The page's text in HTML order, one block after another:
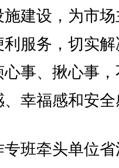
建设，为市
服务，切实
事、揪心事
幸福感和安
班牵头单位省